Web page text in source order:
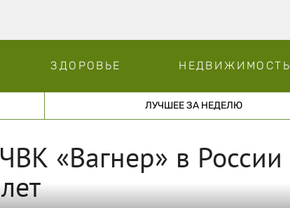
ЗДОРОВЬЕ НЕДВИЖИМОСТЬ
ЛУЧШЕЕ ЗА НЕДЕЛЮ
«Вагнер» в России